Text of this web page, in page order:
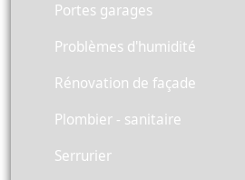
Portes garages
Problèmes d'humidité
Rénovation de façade
Plombier - sanitaire
Serrurier